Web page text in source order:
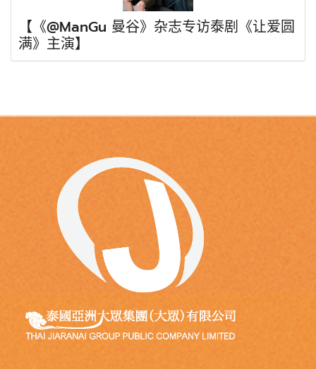
【《@ManGu 曼谷》杂志专访泰剧《让爱圆
满》主演】